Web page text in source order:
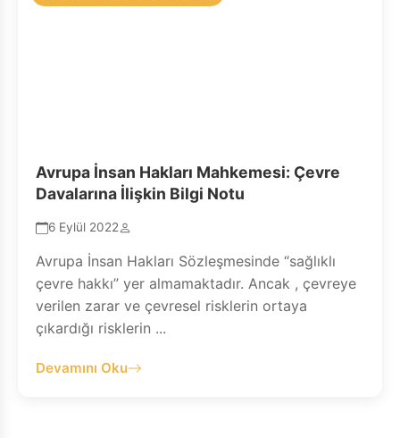
Avrupa İnsan Hakları Mahkemesi: Çevre
Davalarına İlişkin Bilgi Notu
6 Eylül 2022
Avrupa İnsan Hakları Sözleşmesinde “sağlıklı
çevre hakkı” yer almamaktadır. Ancak , çevreye
verilen zarar ve çevresel risklerin ortaya
çıkardığı risklerin ...
Devamını Oku